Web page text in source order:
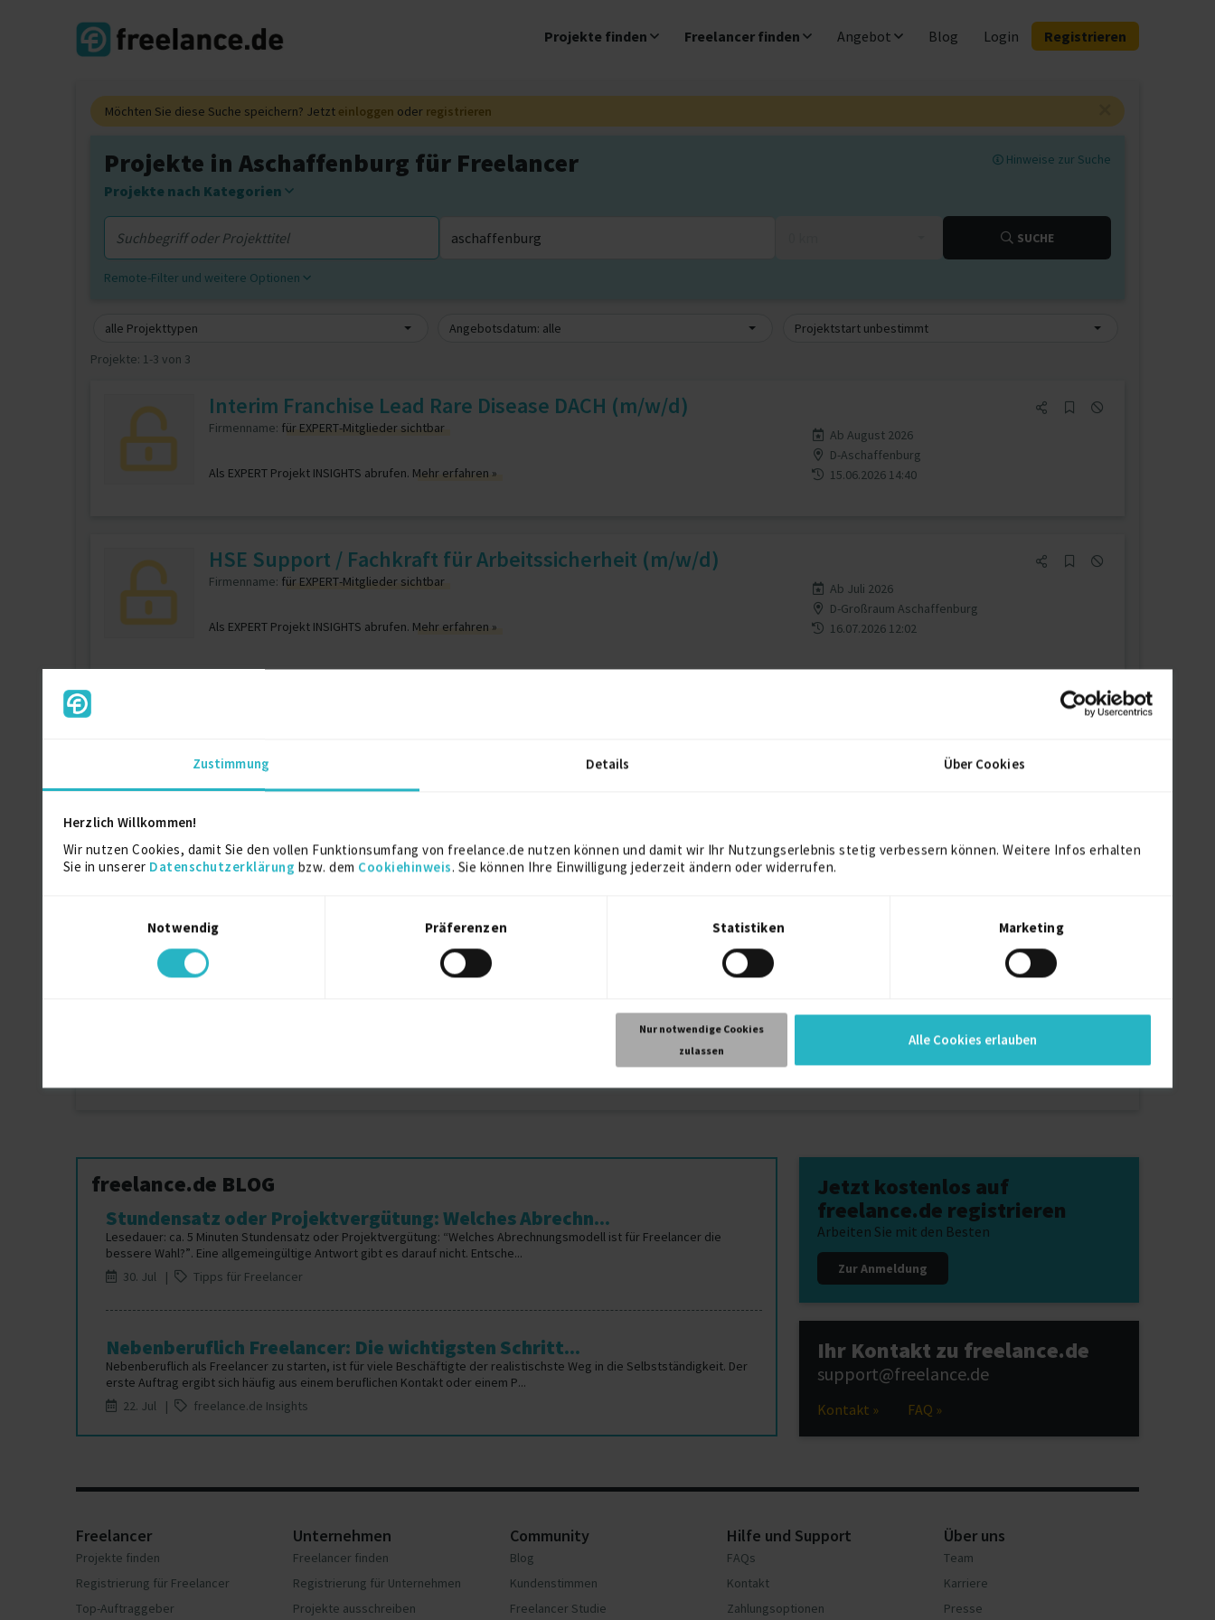
Zustimmung Details Über Cookies
Herzlich Willkommen!
Wir nutzen Cookies, damit Sie den vollen Funktionsumfang von freelance.de nutzen können und damit wir Ihr Nutzungserlebnis stetig verbessern können. Weitere Infos erhalten
Sie in unserer Datenschutzerklärung bzw. dem Cookiehinweis. Sie können Ihre Einwilligung jederzeit ändern oder widerrufen.
Notwendig
Präferenzen Statistiken Marketing
Nur notwendige Cookies
zulassen
Alle Cookies erlauben
Projekte finden Freelancer finden Angebot Blog Login Registrieren
Möchten Sie diese Suche speichern? Jetzt einloggen oder registrieren
Hinweise zur Suche
Projekte in Aschaffenburg für Freelancer
Projekte nach Kategorien
SUCHE
Remote-Filter und weitere Optionen
alle Projekttypen Angebotsdatum: alle
Projektstart unbestimmt
Projekte: 1-3 von 3
Interim Franchise Lead Rare Disease DACH (m/w/d)
Firmenname: für EXPERT-Mitglieder sichtbar
Als EXPERT Projekt INSIGHTS abrufen. Mehr erfahren »
Ab August 2026
D-Aschaffenburg
15.06.2026 14:40
HSE Support / Fachkraft für Arbeitssicherheit (m/w/d)
Firmenname: für EXPERT-Mitglieder sichtbar
Als EXPERT Projekt INSIGHTS abrufen. Mehr erfahren »
Ab Juli 2026
D-Großraum Aschaffenburg
16.07.2026 12:02
D-Großraum Aschaffenburg, D-Großraum
Projekte in Aschaffenburg Projekte in Karlstein am Main
Projekte in Heusenstamm
Projekte in Dietzenbach
Projekte in Kronberg im Taunus
freelance.de BLOG
Stundensatz oder Projektvergütung: Welches Abrechn...
Lesedauer: ca. 5 Minuten Stundensatz oder Projektvergütung: “Welches Abrechnungsmodell ist für Freelancer die
bessere Wahl?”. Eine allgemeingültige Antwort gibt es darauf nicht. Entsche...
30. Jul |
Tipps für Freelancer
Nebenberuflich Freelancer: Die wichtigsten Schritt...
Nebenberuflich als Freelancer zu starten, ist für viele Beschäftigte der realistischste Weg in die Selbstständigkeit. Der
erste Auftrag ergibt sich häufig aus einem beruflichen Kontakt oder einem P...
22. Jul |
freelance.de Insights
Jetzt kostenlos auf
freelance.de registrieren
Arbeiten Sie mit den Besten
Zur Anmeldung
Ihr Kontakt zu freelance.de
support@freelance.de
Kontakt » FAQ »
Freelancer
Projekte finden
Registrierung für Freelancer
Top-Auftraggeber
Unternehmen
Freelancer finden
Registrierung für Unternehmen
Projekte ausschreiben
Community
Blog
Kundenstimmen
Freelancer Studie
Hilfe und Support
FAQs
Kontakt
Zahlungsoptionen
Über uns
Team
Karriere
Presse